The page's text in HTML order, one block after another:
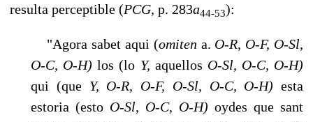
resulta perceptible (PCG, p. 283a44-53):
"Agora sabet aqui (omiten a. O-R, O-F, O-Sl,
O-C, O-H)los (lo Y, aquellos O-Sl, O-C, O-H)
qui (que Y, O-R, O-F, O-Sl, O-C, O-H) esta
estoria (esto O-Sl, O-C, O-H) oydes que sant